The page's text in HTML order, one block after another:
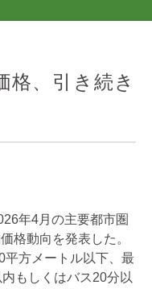
格、引き続き
年4月の主要都市圏
格動向を発表した。
平方メートル以下、最
もしくはバス20分以